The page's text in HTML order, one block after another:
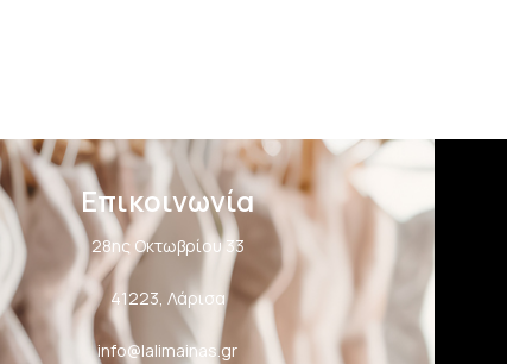
Επικοινωνία
28ης Οκτωβρίου 33
41223, Λάρισα
info@lalimainas.gr